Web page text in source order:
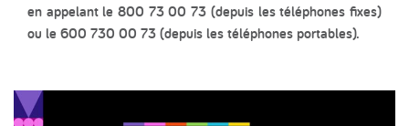
en appelant le 800 73 00 73 (depuis les téléphones fixes)
ou le 600 730 00 73 (depuis les téléphones portables).